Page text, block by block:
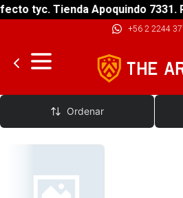
tyc. Tienda Apoquindo 7331.
+56 2 2244
Compresores de Aire, Desinfladores
Ordenar